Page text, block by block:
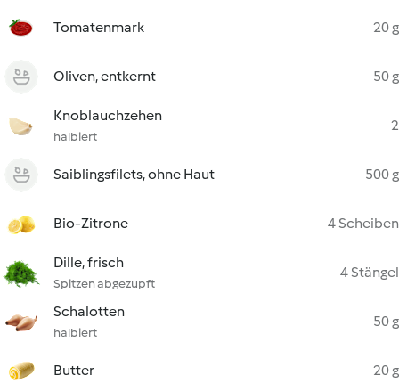
Tomatenmark 20 g
Oliven, entkernt 50 g
Knoblauchzehen
halbiert
2
Saiblingsfilets, ohne Haut 500 g
Bio-Zitrone 4 Scheiben
Dille, frisch
Spitzen abgezupft
4 Stängel
Schalotten
halbiert
50 g
Butter 20 g